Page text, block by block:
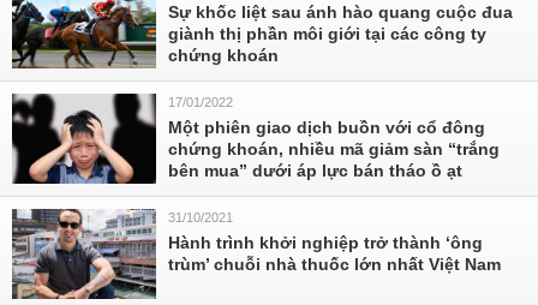
Sự khốc liệt sau ánh hào quang cuộc đua
giành thị phần môi giới tại các công ty
chứng khoán
17/01/2022
Một phiên giao dịch buồn với cổ đông
chứng khoán, nhiều mã giảm sàn “trắng
bên mua” dưới áp lực bán tháo ồ ạt
31/10/2021
Hành trình khởi nghiệp trở thành ‘ông
trùm’ chuỗi nhà thuốc lớn nhất Việt Nam